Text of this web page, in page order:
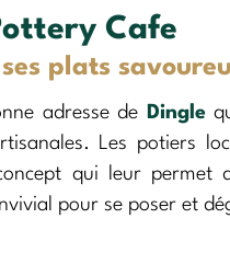
Cafe
plats
adresse de Dingle
Les potiers
qui leur permet
pour se poser et